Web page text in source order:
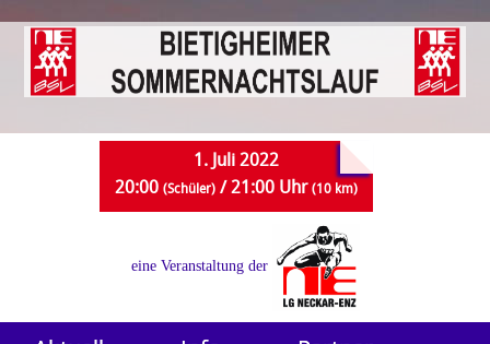
1. Juli 2022
20:00 (Schüler) / 21:00 Uhr (10 km)
eine Veranstaltung der